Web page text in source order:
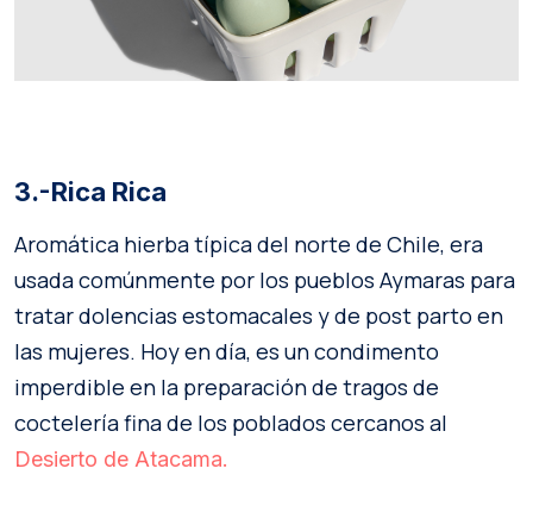
3.-Rica Rica
Aromática hierba típica del norte de Chile, era
usada comúnmente por los pueblos Aymaras para
tratar dolencias estomacales y de post parto en
las mujeres. Hoy en día, es un condimento
imperdible en la preparación de tragos de
coctelería fina de los poblados cercanos al
Desierto de Atacama.